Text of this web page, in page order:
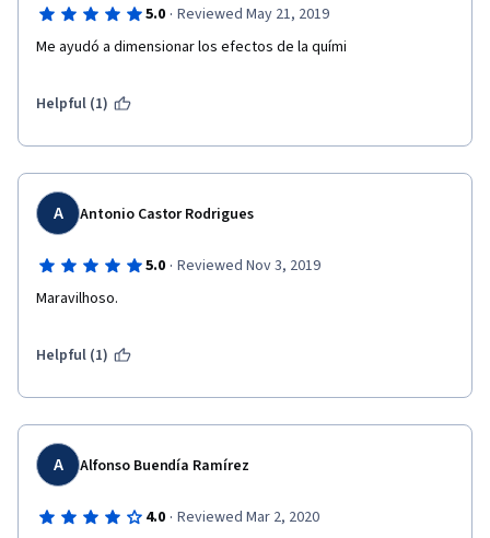
5.0 · Reviewed May 21, 2019
Me ayudó a dimensionar los efectos de la quími
Helpful (1)
A Antonio Castor Rodrigues
5.0 · Reviewed Nov 3, 2019
Maravilhoso.
Helpful (1)
A Alfonso Buendía Ramírez
4.0 · Reviewed Mar 2, 2020